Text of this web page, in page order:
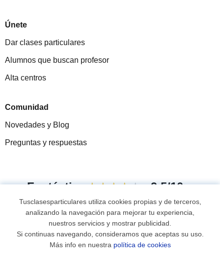
Únete
Dar clases particulares
Alumnos que buscan profesor
Alta centros
Comunidad
Novedades y Blog
Preguntas y respuestas
Fantástica★★★★★ 9,5/10
opiniones de alumnos
© 2007 - 2026 Tus clases particulares
Tusclasesparticulares utiliza cookies propias y de terceros,
analizando la navegación para mejorar tu experiencia,
nuestros servicios y mostrar publicidad.
Si continuas navegando, consideramos que aceptas su uso.
Más info en nuestra política de cookies